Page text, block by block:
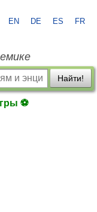
EN DE ES FR
Найти!
⚽